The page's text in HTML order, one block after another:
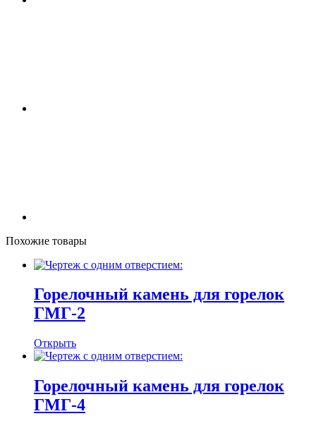
Похожие товары
Горелочный камень для горелок
ГМГ-2
Открыть
Горелочный камень для горелок
ГМГ-4